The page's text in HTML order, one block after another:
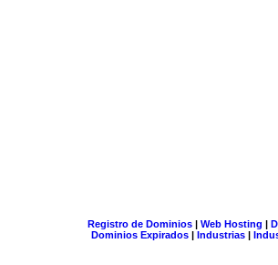
Registro de Dominios| Web Hosting |
Dominios Expirados | Industrias |